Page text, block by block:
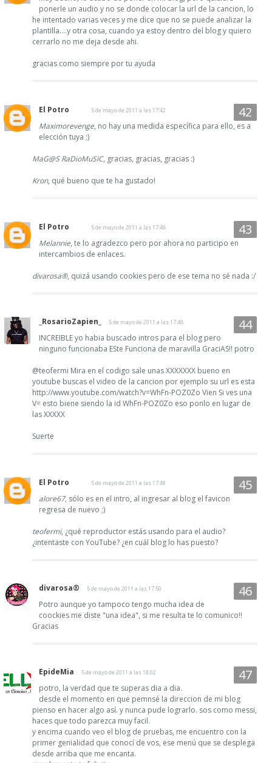
ponerle un audio y no se donde colocar la url de la cancion, lo
he intentado varias veces y me dice que no se puede analizar la
plantilla....y otra cosa, cuando ya estoy dentro del blog y quiero
cerrarlo no me deja desde ahi.
gracias como siempre por tu ayuda
El Potro 5 de mayo de 2011 a las 17:42
Maximorevenge, no hay una medida específica para ello, es a
elección tuya ;)
MaG@S RaDioMuSiC, gracias, gracias, gracias :)
Kron, qué bueno que te ha gustado!
El Potro 5 de mayo de 2011 a las 17:48
Melannie, te lo agradezco pero por ahora no participo en
intercambios de enlaces.
divarosa®, quizá usando cookies pero de ese tema no sé nada :/
_RosarioZapien_ 5 de mayo de 2011 a las 17:48
INCREIBLE yo habia buscado intros para el blog pero
ninguno funcionaba ESte Funciona de maravilla GraciAS!! potro
@teofermi Mira en el codigo sale unas XXXXXXX bueno en
youtube buscas el video de la cancion por ejemplo su url es esta
http://www.youtube.com/watch?v=WhFn-POZ0Zo Vien Si ves una
V= esto biene siendo la id WhFn-POZ0Zo eso ponlo en lugar de
las XXXXX
Suerte
El Potro 5 de mayo de 2011 a las 17:49
alore67, sólo es en el intro, al ingresar al blog el favicon
regresa de nuevo ;)
teofermi, ¿qué reproductor estás usando para el audio?
¿intentaste con YouTube? ¿en cuál blog lo has puesto?
divarosa® 5 de mayo de 2011 a las 17:50
Potro aunque yo tampoco tengo mucha idea de
coockies me diste "una idea", si me resulta te lo comunico!!
Gracias
EpideMia 5 de mayo de 2011 a las 18:02
potro, la verdad que te superas dia a dia.
desde el momento en que pemnsé la direccion de mi blog
pienso en hacer algo así. y nunca pude lograrlo. sos como messi,
haces que todo parezca muy facil.
y encima cuando veo el blog de pruebas, me encuentro con la
primer genialidad que conocí de vos, ese menú que se desplega
desde arriba que me encanta.